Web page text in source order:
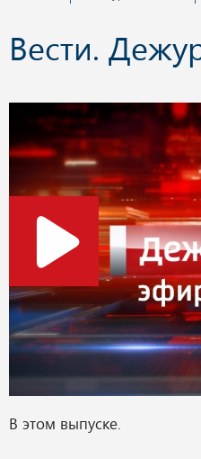
Вести.
В этом выпуске.